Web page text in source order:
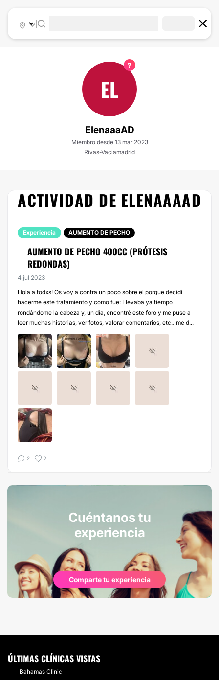
|
EL
ElenaaaAD
Miembro desde 13 mar 2023
Rivas-Vaciamadrid
ACTIVIDAD DE ELENAAAAD
Experiencia AUMENTO DE PECHO
AUMENTO DE PECHO 400CC (PRÓTESIS
REDONDAS)
4 jul 2023
Hola a todxs! Os voy a contra un poco sobre el porque decidí
hacerme este tratamiento y como fue: Llevaba ya tiempo
rondándome la cabeza y, un día, encontré este foro y me puse a
leer muchas historias, ver fotos, valorar comentarios, etc…me d...
2 2
Cuéntanos tu
experiencia
Comparte tu experiencia
ÚLTIMAS CLÍNICAS VISTAS
Bahamas Clinic